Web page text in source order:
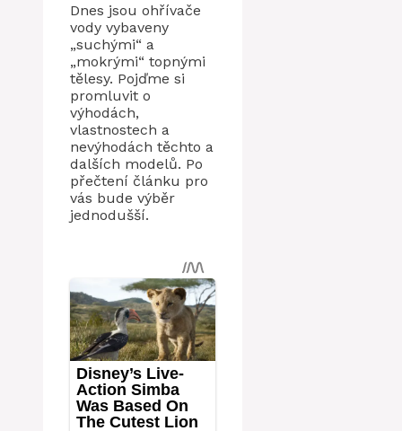
Dnes jsou ohřívače
vody vybaveny
„suchými“ a
„mokrými“ topnými
tělesy. Pojďme si
promluvit o
výhodách,
vlastnostech a
nevýhodách těchto a
dalších modelů. Po
přečtení článku pro
vás bude výběr
jednodušší.